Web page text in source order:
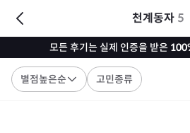
천계동자 5
모든 후기는 실제 인증을 받은
별점높은순 고민종류